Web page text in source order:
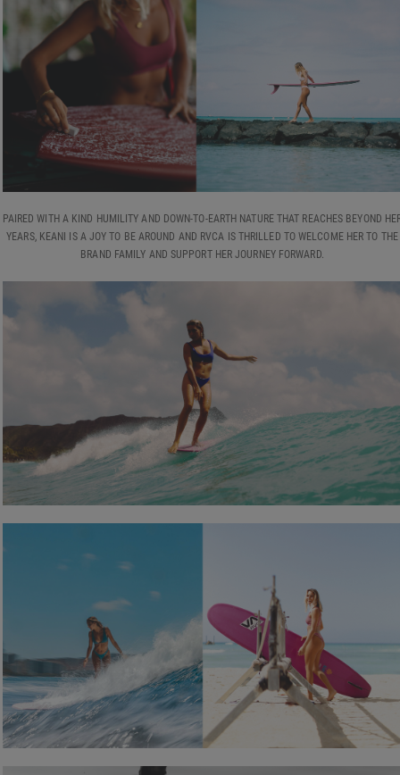
PAIRED WITH A KIND HUMILITY AND DOWN-TO-EARTH NATURE THAT REACHES BEYOND
YEARS, KEANI IS A JOY TO BE AROUND AND RVCA IS THRILLED TO WELCOME HER TO THE
BRAND FAMILY AND SUPPORT HER JOURNEY FORWARD.